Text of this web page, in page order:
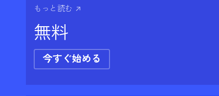
もっと読む ↗
無料
今すぐ始める